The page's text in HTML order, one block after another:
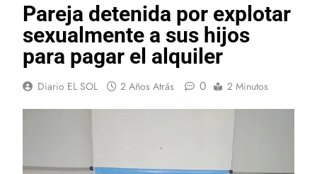
Pareja detenida por explotar
sexualmente a sus hijos
para pagar el alquiler
Diario EL SOL 2 Años Atrás 0 2 Minutos